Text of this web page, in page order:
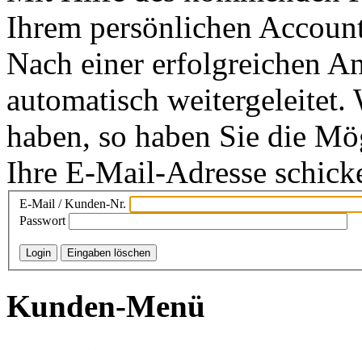
Ihrem persönlichen
Nach einer erfolgreichen
automatisch weitergeleitet.
haben, so haben Sie die
Ihre E-Mail-Adresse
E-Mail / Kunden-Nr.
Passwort
Kunden-Menü